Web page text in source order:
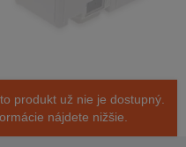
produkt už nie je dostupný.
nájdete nižšie.